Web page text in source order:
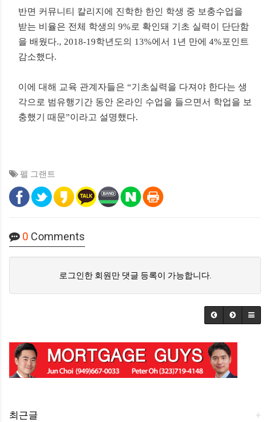
반면 커뮤니티 칼리지에 진학한 한인 학생 중 보충수업을
받는 비율은 전체 학생의 9%로 확인돼 기초 실력이 단단함
을 배웠다., 2018-19학년도의 13%에서 1년 만에 4%포인트
감소했다.
이에 대해 교육 관계자들은 “기초실력을 다져야 한다는 생
각으로 범유행기간 동안 온라인 수업을 들으면서 학업을 보
충했기 때문”이라고 설명했다.
펠 그랜트
0 Comments
로그인한 회원만 댓글 등록이 가능합니다.
+
최근글